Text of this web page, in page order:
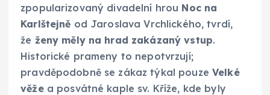
zpopularizovaný divadelní hrou Noc na
Karlštejně od Jaroslava Vrchlického, tvrdí,
že ženy měly na hrad zakázaný vstup.
Historické prameny to nepotvrzují;
pravděpodobně se zákaz týkal pouzeVelké
věžea posvátné kaple sv. Kříže, kde byly